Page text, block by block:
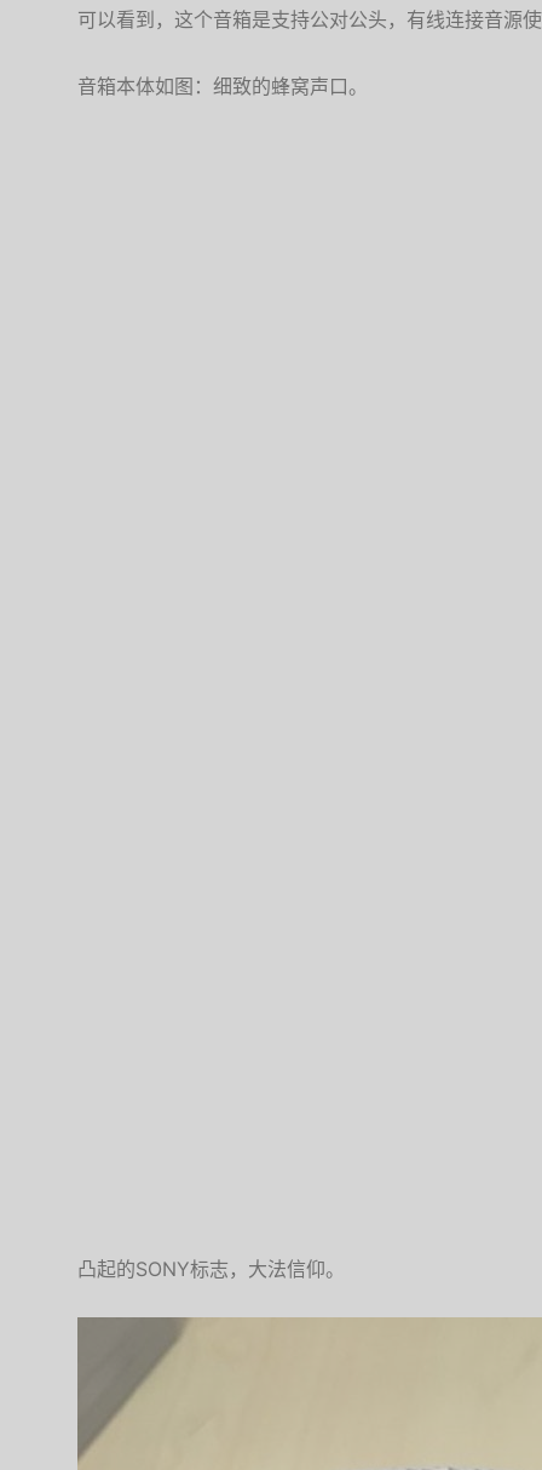
可以看到，这个音箱是支持公对公头，有线连接音源
音箱本体如图：细致的蜂窝声口。
凸起的SONY标志，大法信仰。